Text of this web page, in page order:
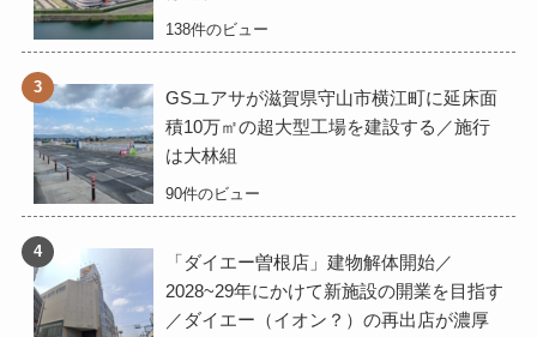
138件のビュー
GSユアサが滋賀県守山市横江町に延床面
積10万㎡の超大型工場を建設する／施行
は大林組
90件のビュー
「ダイエー曽根店」建物解体開始／
2028~29年にかけて新施設の開業を目指す
／ダイエー（イオン？）の再出店が濃厚